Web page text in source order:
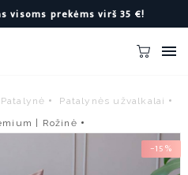
visoms prekėms virš 35 €!

Patalynė
Patalynės užvalkalai
| Rožinė
−15%